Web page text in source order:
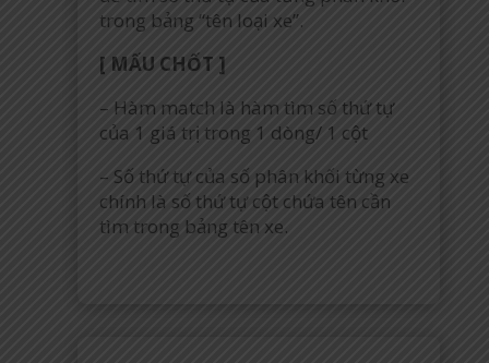
trong bảng “tên loại xe”.
[ MẤU CHỐT ]
– Hàm match là hàm tìm số thứ tự
của 1 giá trị trong 1 dòng/ 1 cột
– Số thứ tự của số phân khối từng xe
chính là số thứ tự cột chứa tên cần
tìm trong bảng tên xe.